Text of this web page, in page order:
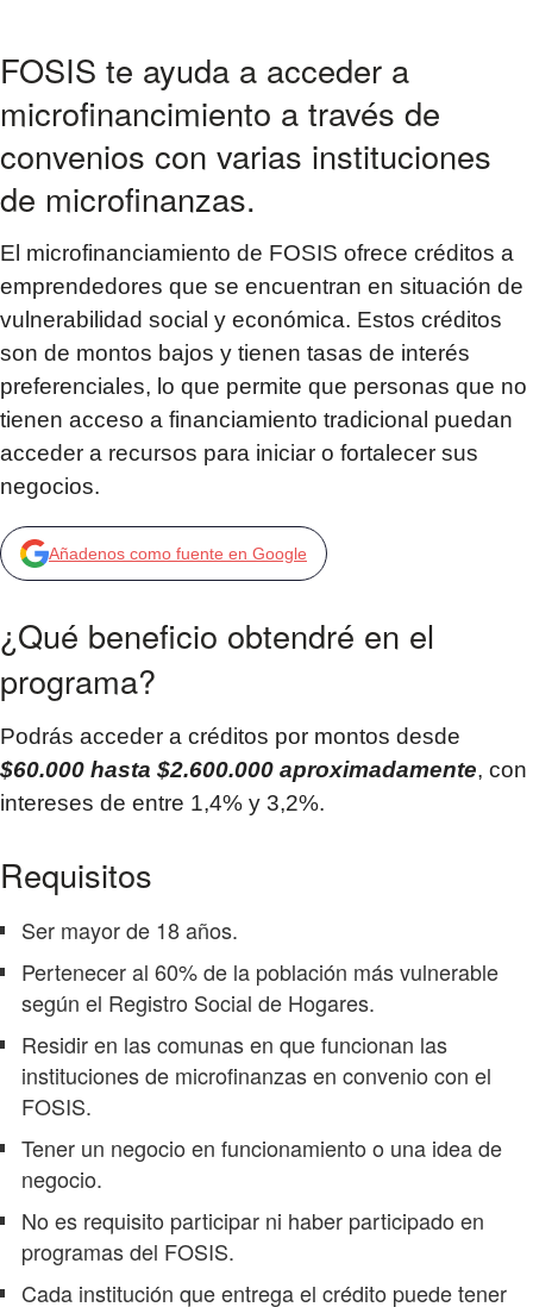
FOSIS te ayuda a acceder a
microfinancimiento a través de
convenios con varias instituciones
de microfinanzas.
El microfinanciamiento de FOSIS ofrece créditos a
emprendedores que se encuentran en situación de
vulnerabilidad social y económica. Estos créditos
son de montos bajos y tienen tasas de interés
preferenciales, lo que permite que personas que no
tienen acceso a financiamiento tradicional puedan
acceder a recursos para iniciar o fortalecer sus
negocios.
Añadenos como fuente en Google
¿Qué beneficio obtendré en el
programa?​
Podrás acceder a créditos por montos desde
$60.000 hasta $2.600.000 aproximadamente, con
intereses de entre 1,4% y 3,2%.
Requisitos
Ser mayor de 18 años.
Pertenecer al 60% de la población​ más vulnerable
según el Registro Social de Hogares.
Residir en las comunas en que funcionan las
instituciones de microfinanzas en convenio con el
FOSIS.
Tener un negocio en funcionamiento o una idea de
negocio.
No es requisito participar ni haber participado en
programas del FOSIS.
Cada institución que entrega el crédito puede tener